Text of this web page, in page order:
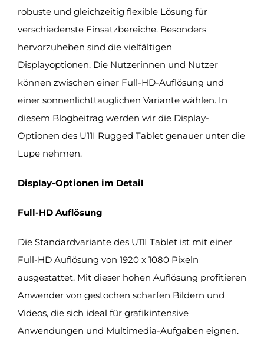
robuste und gleichzeitig flexible Lösung für
verschiedenste Einsatzbereiche. Besonders
hervorzuheben sind die vielfältigen
Displayoptionen. Die Nutzerinnen und Nutzer
können zwischen einer Full-HD-Auflösung und
einer sonnenlichttauglichen Variante wählen. In
diesem Blogbeitrag werden wir die Display-
Optionen des U11I Rugged Tablet genauer unter die
Lupe nehmen.
Display-Optionen im Detail
Full-HD Auflösung
Die Standardvariante des U11I Tablet ist mit einer
Full-HD Auflösung von 1920 x 1080 Pixeln
ausgestattet. Mit dieser hohen Auflösung profitieren
Anwender von gestochen scharfen Bildern und
Videos, die sich ideal für grafikintensive
Anwendungen und Multimedia-Aufgaben eignen.